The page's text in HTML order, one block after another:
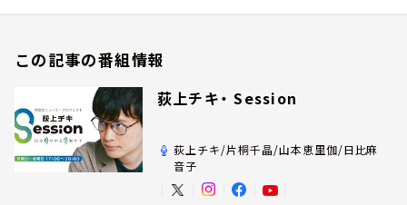
この記事の番組情報
荻上チキ・ Session
荻上チキ/片桐千晶/山本恵里伽/日比麻
音子